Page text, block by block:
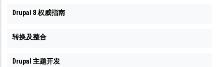
Drupal 8 权威指南
转换及整合
Drupal 主题开发